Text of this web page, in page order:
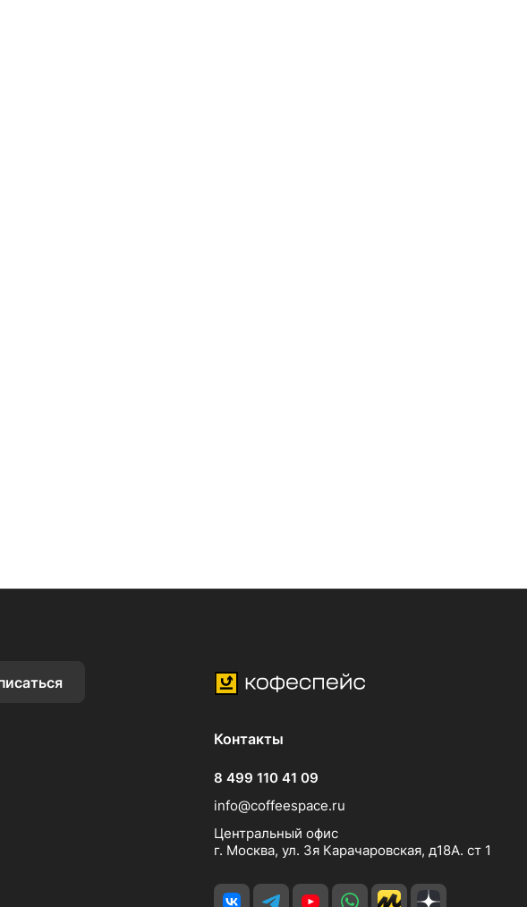
Контакты
8 499 110 41 09
info@coffeespace.ru
Центральный офис
г. Москва, ул. 3я Карачаровская, д18А. ст 1